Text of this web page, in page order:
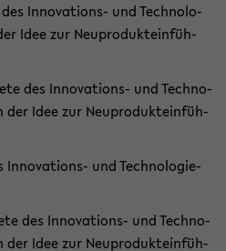
des Innovations-​ und Tech­no­lo­
Idee zur Neu­pro­dukt­ein­füh­
des Innovations-​ und Tech­no­
der Idee zur Neu­pro­dukt­ein­füh­
Innovations-​ und Tech­no­lo­gie­
des Innovations-​ und Tech­no­
der Idee zur Neu­pro­dukt­ein­füh­